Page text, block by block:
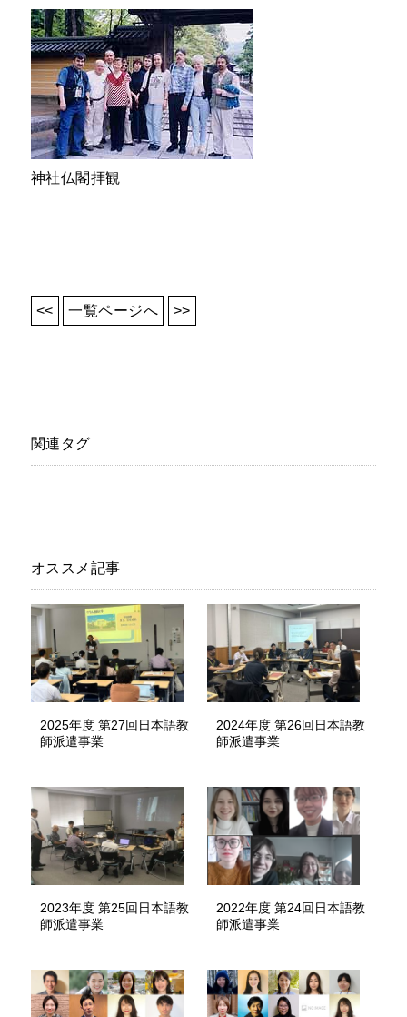
神社仏閣拝観
<< 一覧ページへ >>
関連タグ
オススメ記事
2025年度 第27回日本語教
師派遣事業
2024年度 第26回日本語教
師派遣事業
2023年度 第25回日本語教
師派遣事業
2022年度 第24回日本語教
師派遣事業